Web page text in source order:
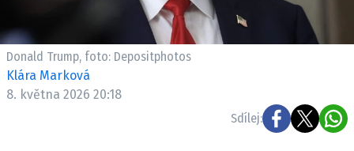
Donald Trump, foto: Depositphotos
Klára Marková
8. května 2026 20:18
Sdílej: